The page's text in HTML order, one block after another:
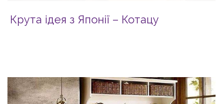
Крута ідея з Японії – Котацу